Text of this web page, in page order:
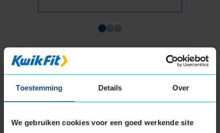
Toestemming Details Over
We gebruiken cookies voor een goed werkende site
of
3